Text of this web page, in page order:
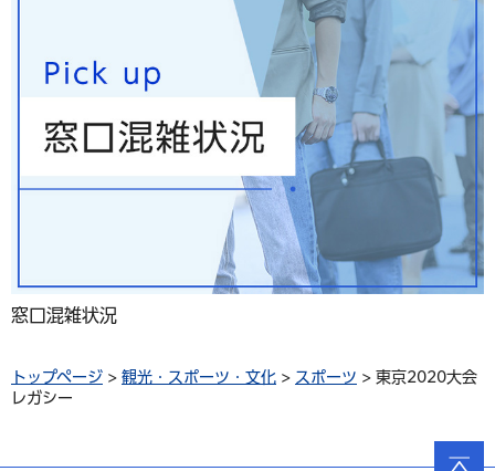
窓口混雑状況
トップページ > 観光・スポーツ・文化 > スポーツ > 東京2020大会
レガシー
ページ